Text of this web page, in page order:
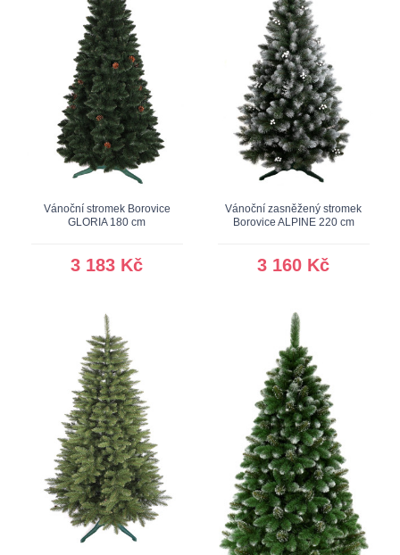
Vánoční stromek Borovice
GLORIA 180 cm
3 183 Kč
Vánoční zasněžený stromek
Borovice ALPINE 220 cm
3 160 Kč